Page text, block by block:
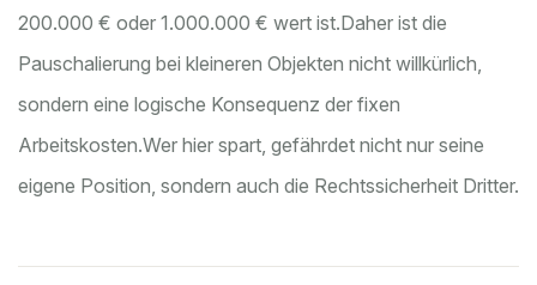
200.000 € oder 1.000.000 € wert ist.Daher ist die
Pauschalierung bei kleineren Objekten nicht willkürlich,
sondern eine logische Konsequenz der fixen
Arbeitskosten.Wer hier spart, gefährdet nicht nur seine
eigene Position, sondern auch die Rechtssicherheit Dritter.